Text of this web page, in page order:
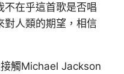
不在乎這首歌是否唱
對人類的期望，相信
觸Michael Jackson